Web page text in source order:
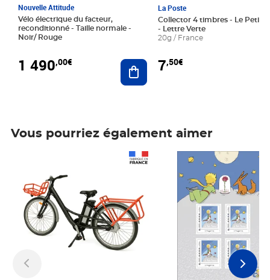
Nouvelle Attitude
Vélo électrique du facteur,
reconditionné - Taille normale -
Noir/ Rouge
1 490,00€ Ajouter au panier
La Poste
Collector 4 timbres - Le Petit
- Lettre Verte
20g / France
7,50€
Vous pourriez également aimer
Prix 7,50€